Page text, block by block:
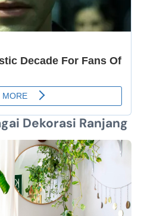
Dekorasi Ranjang